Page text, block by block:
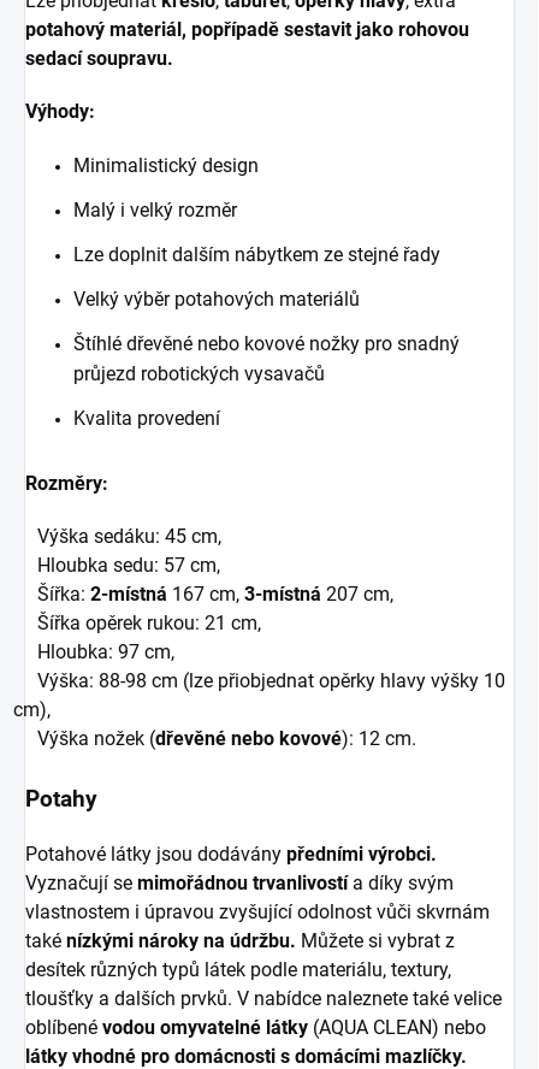
potahový materiál, popřípadě sestavit jako rohovou
sedací soupravu.
Výhody:
Minimalistický design
Malý i velký rozměr
Lze doplnit dalším nábytkem ze stejné řady
Velký výběr potahových materiálů
Štíhlé dřevěné nebo kovové nožky pro snadný
průjezd robotických vysavačů
Kvalita provedení
Rozměry:
Výška sedáku: 45 cm,
Hloubka sedu: 57 cm,
Šířka: 2-místná 167 cm, 3-místná 207 cm,
Šířka opěrek rukou: 21 cm,
Hloubka: 97 cm,
Výška: 88-98 cm (lze přiobjednat opěrky hlavy výšky 10
cm),
Výška nožek (dřevěné nebo kovové): 12 cm.
Potahy
Potahové látky jsou dodávány předními výrobci.
Vyznačují se mimořádnou trvanlivostía díky svým
vlastnostem i úpravou zvyšující odolnost vůči skvrnám
také nízkými nároky na údržbu. Můžete si vybrat z
desítek různých typů látek podle materiálu, textury,
tloušťky a dalších prvků. V nabídce naleznete také velice
oblíbené vodou omyvatelné látky (AQUA CLEAN) nebo
látky vhodné pro domácnosti s domácími mazlíčky.